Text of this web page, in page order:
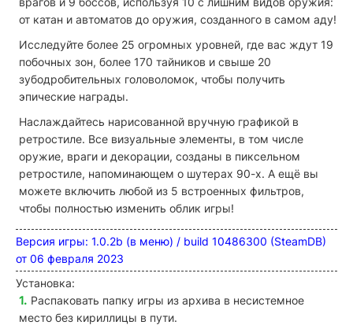
от катан и автоматов до оружия, созданного в самом аду!
Исследуйте более 25 огромных уровней, где вас ждут 19
побочных зон, более 170 тайников и свыше 20
зубодробительных головоломок, чтобы получить
эпические награды.
Наслаждайтесь нарисованной вручную графикой в
ретростиле. Все визуальные элементы, в том числе
оружие, враги и декорации, созданы в пиксельном
ретростиле, напоминающем о шутерах 90-х. А ещё вы
можете включить любой из 5 встроенных фильтров,
чтобы полностью изменить облик игры!
Версия игры: 1.0.2b (в меню) / build 10486300 (SteamDB)
от 06 февраля 2023
Установка:
Распаковать папку игры из архива в несистемное
место без кириллицы в пути.